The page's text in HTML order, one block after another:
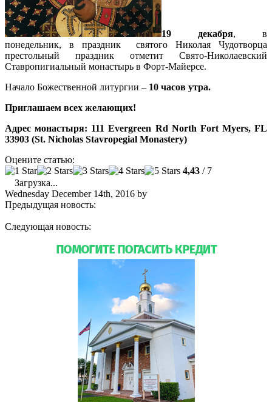
19 декабря, в
понедельник, в праздник святого Николая Чудотворца
престольный праздник отметит Свято-Николаевский
Ставропигиальный монастырь в Форт-Майерсе.
Начало Божественной литургии – 10 часов утра.
Приглашаем всех желающих!
Адрес монастыря: 111 Evergreen Rd North Fort Myers, FL
33903 (St. Nicholas Stavropegial Monastery)
Оцените статью:
4,43 / 7
Загрузка...
Wednesday December 14th, 2016 by
Предыдущая новость:
Следующая новость: